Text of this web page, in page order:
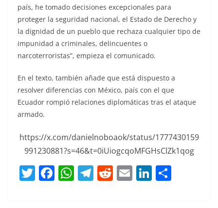
país, he tomado decisiones excepcionales para
proteger la seguridad nacional, el Estado de Derecho y
la dignidad de un pueblo que rechaza cualquier tipo de
impunidad a criminales, delincuentes o
narcoterroristas”, empieza el comunicado.
En el texto, también añade que está dispuesto a
resolver diferencias con México, país con el que
Ecuador rompió relaciones diplomáticas tras el ataque
armado.
https://x.com/danielnoboaok/status/1777430159
991230881?s=46&t=0iUiogcqoMFGHsClZk1qog
T
w
F
a
W
h
T
el
R
e
E
m
Li
n